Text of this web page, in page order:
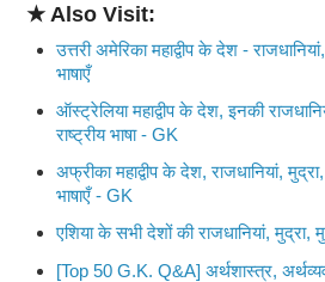
★ Also Visit:
उत्तरी अमेरिका महाद्वीप के देश -
भाषाएँ
ऑस्ट्रेलिया महाद्वीप के देश, इनकी
राष्ट्रीय भाषा - GK
अफ्रीका महाद्वीप के देश, राजधानियां,
भाषाएँ - GK
एशिया के सभी देशों की राजधानियां, मुद्रा,
[Top 50 G.K. Q&A] अर्थशास्त्र,